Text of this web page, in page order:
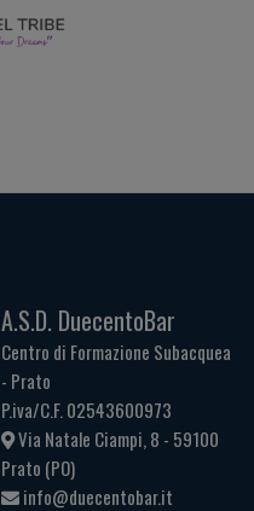
A.S.D. DuecentoBar
Centro di Formazione Subacquea
- Prato
P.iva/C.F. 02543600973
Via Natale Ciampi, 8 - 59100
Prato (PO)
info@duecentobar.it